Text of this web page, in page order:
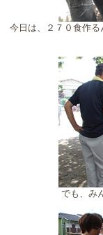
今日は、２７０食作
でも、み